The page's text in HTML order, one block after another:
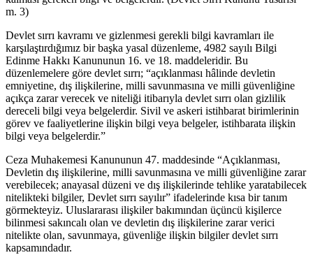
m. 3)
Devlet sırrı kavramı ve gizlenmesi gerekli bilgi kavramları ile
karşılaştırdığımız bir başka yasal düzenleme, 4982 sayılı Bilgi
Edinme Hakkı Kanununun 16. ve 18. maddeleridir. Bu
düzenlemelere göre devlet sırrı; “açıklanması hâlinde devletin
emniyetine, dış ilişkilerine, milli savunmasına ve milli güvenliğine
açıkça zarar verecek ve niteliği itibarıyla devlet sırrı olan gizlilik
dereceli bilgi veya belgelerdir. Sivil ve askeri istihbarat birimlerinin
görev ve faaliyetlerine ilişkin bilgi veya belgeler, istihbarata ilişkin
bilgi veya belgelerdir.”
Ceza Muhakemesi Kanununun 47. maddesinde “Açıklanması,
Devletin dış ilişkilerine, milli savunmasına ve milli güvenliğine zarar
verebilecek; anayasal düzeni ve dış ilişkilerinde tehlike yaratabilecek
nitelikteki bilgiler, Devlet sırrı sayılır” ifadelerinde kısa bir tanım
görmekteyiz. Uluslararası ilişkiler bakımından üçüncü kişilerce
bilinmesi sakıncalı olan ve devletin dış ilişkilerine zarar verici
nitelikte olan, savunmaya, güvenliğe ilişkin bilgiler devlet sırrı
kapsamındadır.